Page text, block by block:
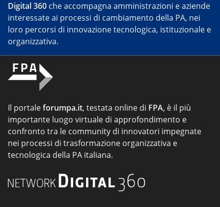
Digital 360 che accompagna amministrazioni e aziende
interessate ai processi di cambiamento della PA, nei
loro percorsi di innovazione tecnologica, istituzionale e
organizzativa.
Il portaleforumpa.it, testata online di FPA, è il più
importante luogo virtuale di approfondimento e
confronto tra le community di innovatori impegnate
nei processi di trasformazione organizzativa e
tecnologica della PA italiana.